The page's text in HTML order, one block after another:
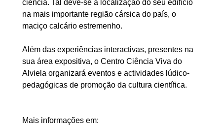
ciência. Tal deve-se à localização do seu edifício
na mais importante região cársica do país, o
maciço calcário estremenho.
Além das experiências interactivas, presentes na
sua área expositiva, o Centro Ciência Viva do
Alviela organizará eventos e actividades lúdico-
pedagógicas de promoção da cultura científica.
Mais informações em: